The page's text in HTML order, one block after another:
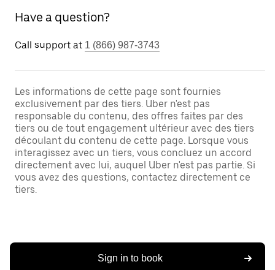
Have a question?
Call support at 1 (866) 987-3743
Les informations de cette page sont fournies
exclusivement par des tiers. Uber n'est pas
responsable du contenu, des offres faites par des
tiers ou de tout engagement ultérieur avec des tiers
découlant du contenu de cette page. Lorsque vous
interagissez avec un tiers, vous concluez un accord
directement avec lui, auquel Uber n'est pas partie. Si
vous avez des questions, contactez directement ce
tiers.
Sign in to book